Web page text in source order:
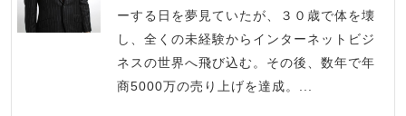
ーする日を夢見ていたが、３０歳で体を壊
し、全くの未経験からインターネットビジ
ネスの世界へ飛び込む。その後、数年で年
商5000万の売り上げを達成。...